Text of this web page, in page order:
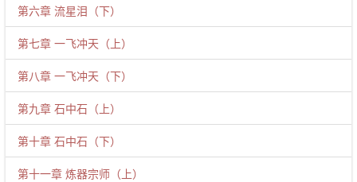
第六章 流星泪（下）
第七章 一飞冲天（上）
第八章 一飞冲天（下）
第九章 石中石（上）
第十章 石中石（下）
第十一章 炼器宗师（上）